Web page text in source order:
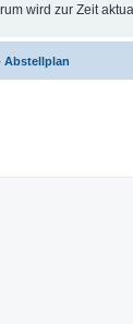
wird zur Zeit
Abstellplan